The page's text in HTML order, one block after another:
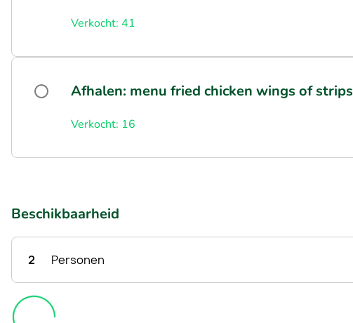
Verkocht: 41
Afhalen: menu fried chicken wings of strips
Verkocht: 16
Beschikbaarheid
2 Personen